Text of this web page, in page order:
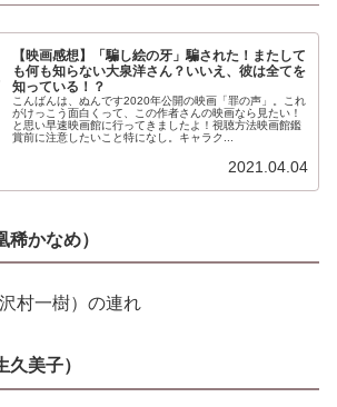
【映画感想】「騙し絵の牙」騙された！またして
も何も知らない大泉洋さん？いいえ、彼は全てを
知っている！？
こんばんは、ぬんです2020年公開の映画「罪の声」。これ
がけっこう面白くって、この作者さんの映画なら見たい！
と思い早速映画館に行ってきましたよ！視聴方法映画館鑑
賞前に注意したいこと特になし。キャラク...
2021.04.04
稀かなめ）
村一樹）の連れ
久美子）